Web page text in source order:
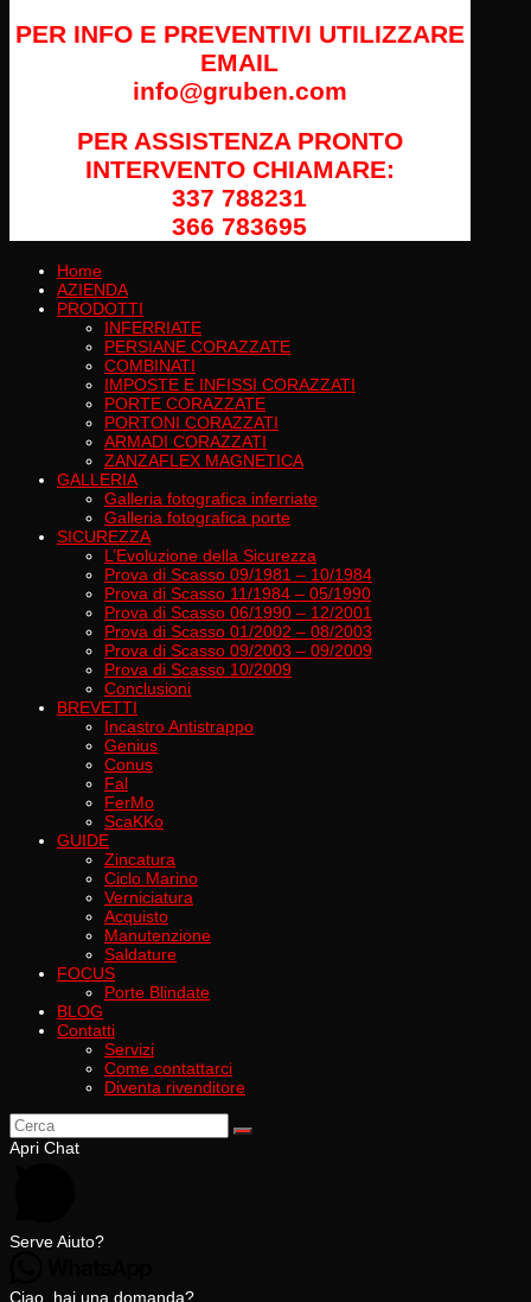
PER INFO E PREVENTIVI UTILIZZARE
EMAIL
info@gruben.com
PER ASSISTENZA PRONTO
INTERVENTO CHIAMARE:
337 788231
366 783695
Home
AZIENDA
PRODOTTI
INFERRIATE
PERSIANE CORAZZATE
COMBINATI
IMPOSTE E INFISSI CORAZZATI
PORTE CORAZZATE
PORTONI CORAZZATI
ARMADI CORAZZATI
ZANZAFLEX MAGNETICA
GALLERIA
Galleria fotografica inferriate
Galleria fotografica porte
SICUREZZA
L’Evoluzione della Sicurezza
Prova di Scasso 09/1981 – 10/1984
Prova di Scasso 11/1984 – 05/1990
Prova di Scasso 06/1990 – 12/2001
Prova di Scasso 01/2002 – 08/2003
Prova di Scasso 09/2003 – 09/2009
Prova di Scasso 10/2009
Conclusioni
BREVETTI
Incastro Antistrappo
Genius
Conus
Fal
FerMo
ScaKKo
GUIDE
Zincatura
Ciclo Marino
Verniciatura
Acquisto
Manutenzione
Saldature
FOCUS
Porte Blindate
BLOG
Contatti
Servizi
Come contattarci
Diventa rivenditore
Apri Chat
Serve Aiuto?
Ciao, hai una domanda?